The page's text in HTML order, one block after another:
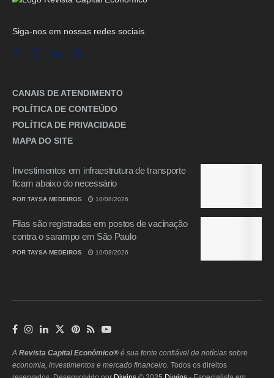
Siga-nos em nossas redes sociais.
CANAIS DE ATENDIMENTO
POLÍTICA DE CONTEÚDO
POLÍTICA DE PRIVACIDADE
MAPA DO SITE
Investimentos em infraestrutura de transporte
ficam abaixo do necessário
POR TAYSA MEDEIROS 10/08/2026
Filas são registradas em postos de vacinação
contra o sarampo em São Paulo
POR TAYSA MEDEIROS 10/08/2026
A Revista Capital Econômico® é sua fonte confiável de notícias sobre
economia, investimentos e mercado financeiro. Todos os direitos